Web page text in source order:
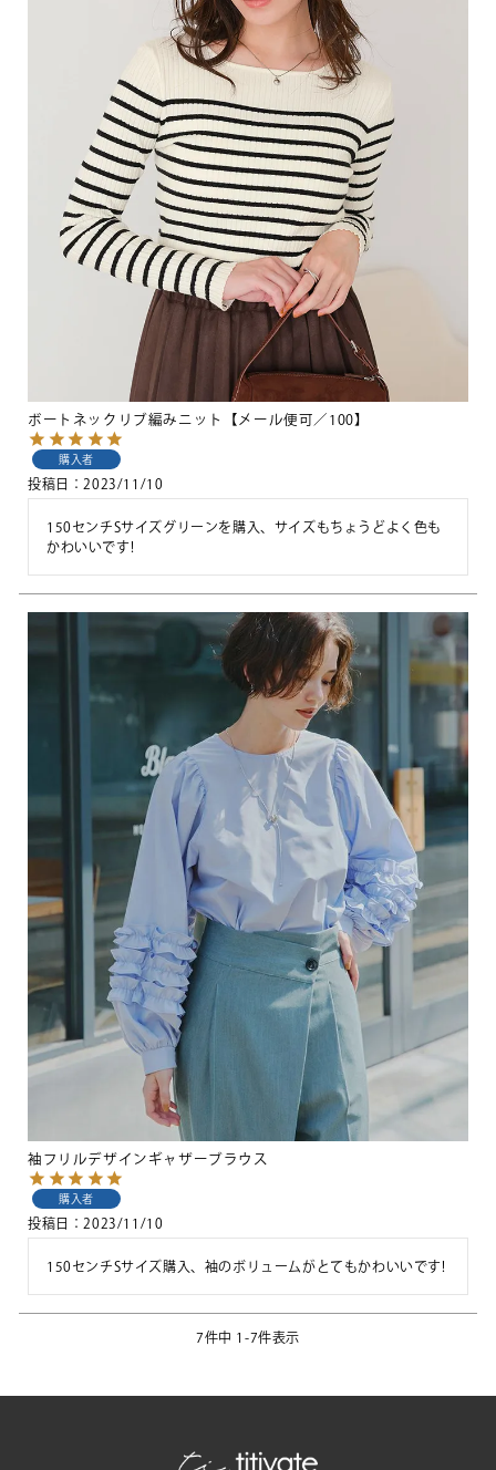
ボートネックリブ編みニット【メール便可／100】
購入者
投稿日 2023/11/10
150センチSサイズグリーンを購入、サイズもちょうどよく色も
かわいいです!
袖フリルデザインギャザーブラウス
購入者
投稿日 2023/11/10
150センチSサイズ購入、袖のボリュームがとてもかわいいです!
7件中 1 -7件表示